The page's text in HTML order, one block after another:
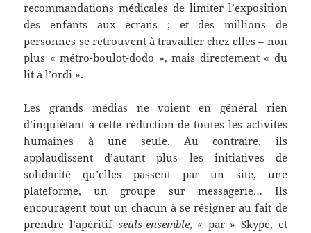
recommandations médicales de limiter l’exposition
des enfants aux écrans ; et des millions de
personnes se retrouvent à travailler chez elles – non
plus « métro-boulot-dodo », mais directement « du
lit à l’ordi ».
Les grands médias ne voient en général rien
d’inquiétant à cette réduction de toutes les activités
humaines à une seule. Au contraire, ils
applaudissent d’autant plus les initiatives de
solidarité qu’elles passent par un site, une
plateforme, un groupe sur messagerie… Ils
encouragent tout un chacun à se résigner au fait de
prendre l’apéritif seuls-ensemble, « par » Skype, et